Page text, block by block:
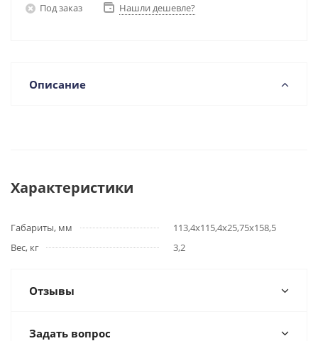
Под заказ Нашли дешевле?
Описание
Характеристики
Габариты, мм
113,4х115,4х25,75х158,5
Вес, кг
3,2
Отзывы
Задать вопрос